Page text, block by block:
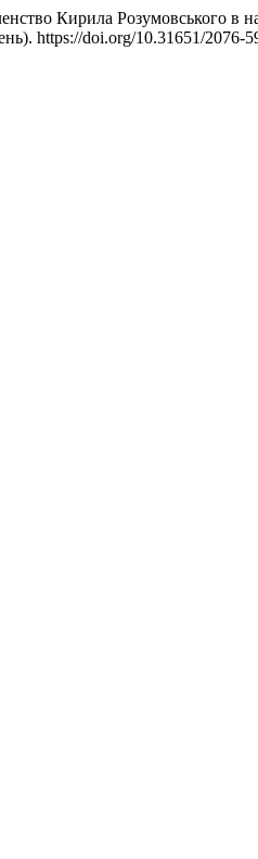
Кирила Розумовського в
https://doi.org/10.31651/2076-